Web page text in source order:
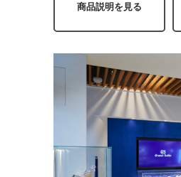
商品説明を見る